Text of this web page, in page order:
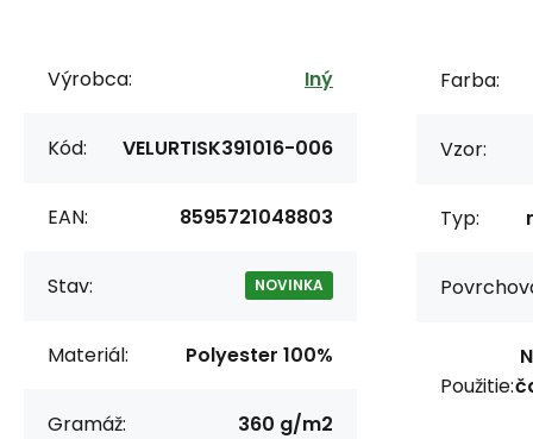
Výrobca: Iný
Kód: VELURTISK391016-006
EAN: 8595721048803
Stav: NOVINKA
Materiál: Polyester 100%
Gramáž: 360 g/m2
Farba:
Vzor:
Typ:
Použitie: